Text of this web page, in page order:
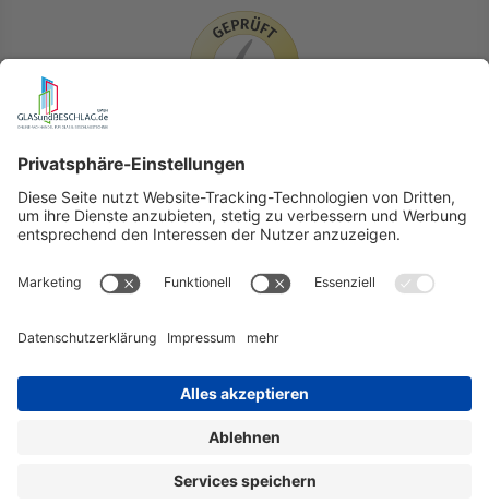
HerstellerBeratungFAQGlossarKontaktNewsletterTEAM
Widerruf
Lieferung & Versandkosten
Erklärung zur Barrierefreiheit (BFSG)